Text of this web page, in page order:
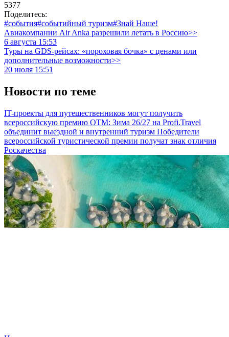
5377
Поделитесь:
#события#событийный туризм#Знай Наше!
Авиакомпании Air Anka разрешили летать в Россию>>
6 августа 15:53
Туры на GDS-рейсах: «пороховая бочка» с ценами или
дополнительные возможности>>
20 июля 15:51
Новости по теме
IT-проекты для путешественников могут получить
всероссийскую премию ОТМ: Зима 26/27 на Profi.Travel
объединит выездной и внутренний туризм Победители
всероссийской туристической премии получат знак отличия
Роскачества